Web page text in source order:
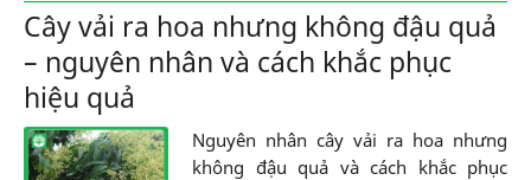
Cây vải ra hoa nhưng không đậu quả
– nguyên nhân và cách khắc phục
hiệu quả
Nguyên nhân cây vải ra hoa nhưng
không đậu quả và cách khắc phục